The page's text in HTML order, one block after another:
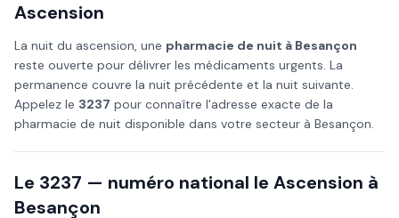
Ascension
La nuit du ascension, une pharmacie de nuit à Besançon
reste ouverte pour délivrer les médicaments urgents. La
permanence couvre la nuit précédente et la nuit suivante.
Appelez le 3237 pour connaître l'adresse exacte de la
pharmacie de nuit disponible dans votre secteur à Besançon.
Le 3237 — numéro national le Ascension à
Besançon